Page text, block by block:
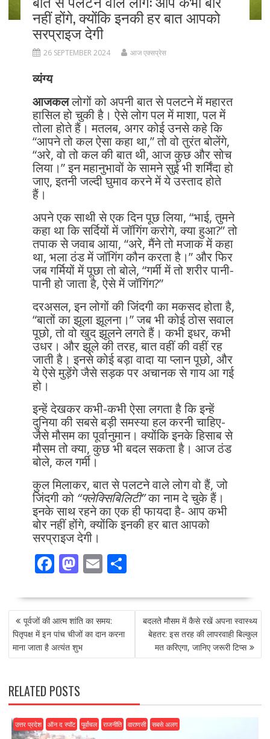
नहीं होंगे, क्योंकि इनकी हर बात आपको
सरप्राइज देगी
26 SEPTEMBER 2024 आज एक्सप्रेस
व्यंग्य
आजकललोगों को अपनी बात से पलटने में महारत
हासिल हो चुकी है। ऐसे लोग पल में माशा, पल में
तोला होते हैं। मतलब, अगर कोई उनसे कहे कि
“आपने तो कल ऐसा कहा था,” तो वो तुरंत बोलेंगे,
“अरे, वो तो कल की बात थी, आज कुछ और सोच
लिया।” इन महानुभावों के सामने सुई भी शर्मिंदा हो
जाए, इतनी जल्दी घुमाव करने में ये उस्ताद होते
हैं।
अपने एक साथी से एक दिन पूछ लिया, “भाई, तुमने
कहा था कि सर्दियों में जॉगिंग करोगे, क्या हुआ?” तो
तपाक से जवाब आया, “अरे, मैंने तो मजाक में कहा
था, भला ठंड में जॉगिंग कौन करता है।” और फिर
जब गर्मियों में पूछा तो बोले, “गर्मी में तो शरीर पानी-
पानी हो जाता है, ऐसे में जॉगिंग?”
दरअसल, इन लोगों की जिंदगी का मकसद होता है,
“बातों का झूला झूलना।” जब भी कोई ठोस सवाल
पूछो, तो वो खुद झूलने लगते हैं। कभी इधर, कभी
उधर। और झूले की तरह, बात वहीं की वहीं रह
जाती है। इनसे कोई बड़ा वादा या प्लान पूछो, और
ये ऐसे मुड़ेंगे जैसे सड़क पर अचानक से गाय आ गई
हो।
इन्हें देखकर कभी-कभी ऐसा लगता है कि इन्हें
दुनिया की सबसे बड़ी समस्या हल करनी चाहिए-
जैसे मौसम का पूर्वानुमान। क्योंकि इनके हिसाब से
मौसम तो क्या, कुछ भी बदल सकता है। आज ठंड
बोले, कल गर्मी।
कुल मिलाकर, बात से पलटने वाले लोग वो हैं, जो
जिंदगी को “फ्लेक्सिबिलिटी”का नाम दे चुके हैं।
इनके साथ रहने का एक ही फायदा है- आप कभी
बोर नहीं होंगे, क्योंकि इनकी हर बात आपको
सरप्राइज देगी।
F
e
b
o
o
k
M
to
d
o
n
E
ai
l
S
ar
POST
NAVIGATION
पूर्वजों की आत्म शांति का समय:
पितृपक्ष में इन पांच चीजों का दान करना
माना जाता है अत्यंत शुभ
बदलते मौसम में कैसे रखें अपना स्वास्थ्य
बेहतर: इस तरह की लापरवाही बिल्कुल
मत करिएगा, जानिए जरूरी टिप्स
RELATED POSTS
उत्तर प्रदेश ऑन द स्पॉट पूर्वांचल राजनीति वाराणसी सबसे अलग